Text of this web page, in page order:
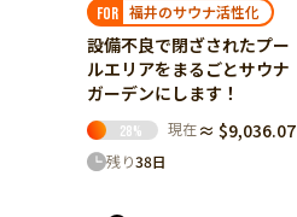
FOR 福井のサウナ活性化
設備不良で閉ざされたプー
ルエリアをまるごとサウナ
ガーデンにします！
28 % 現在 ≈ $9,036.07
残り38日